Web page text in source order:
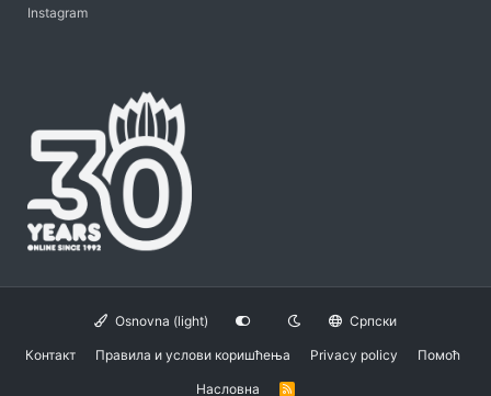
Instagram
Osnovna (light) Српски
Контакт Правила и услови коришћења Privacy policy Помоћ
Насловна R